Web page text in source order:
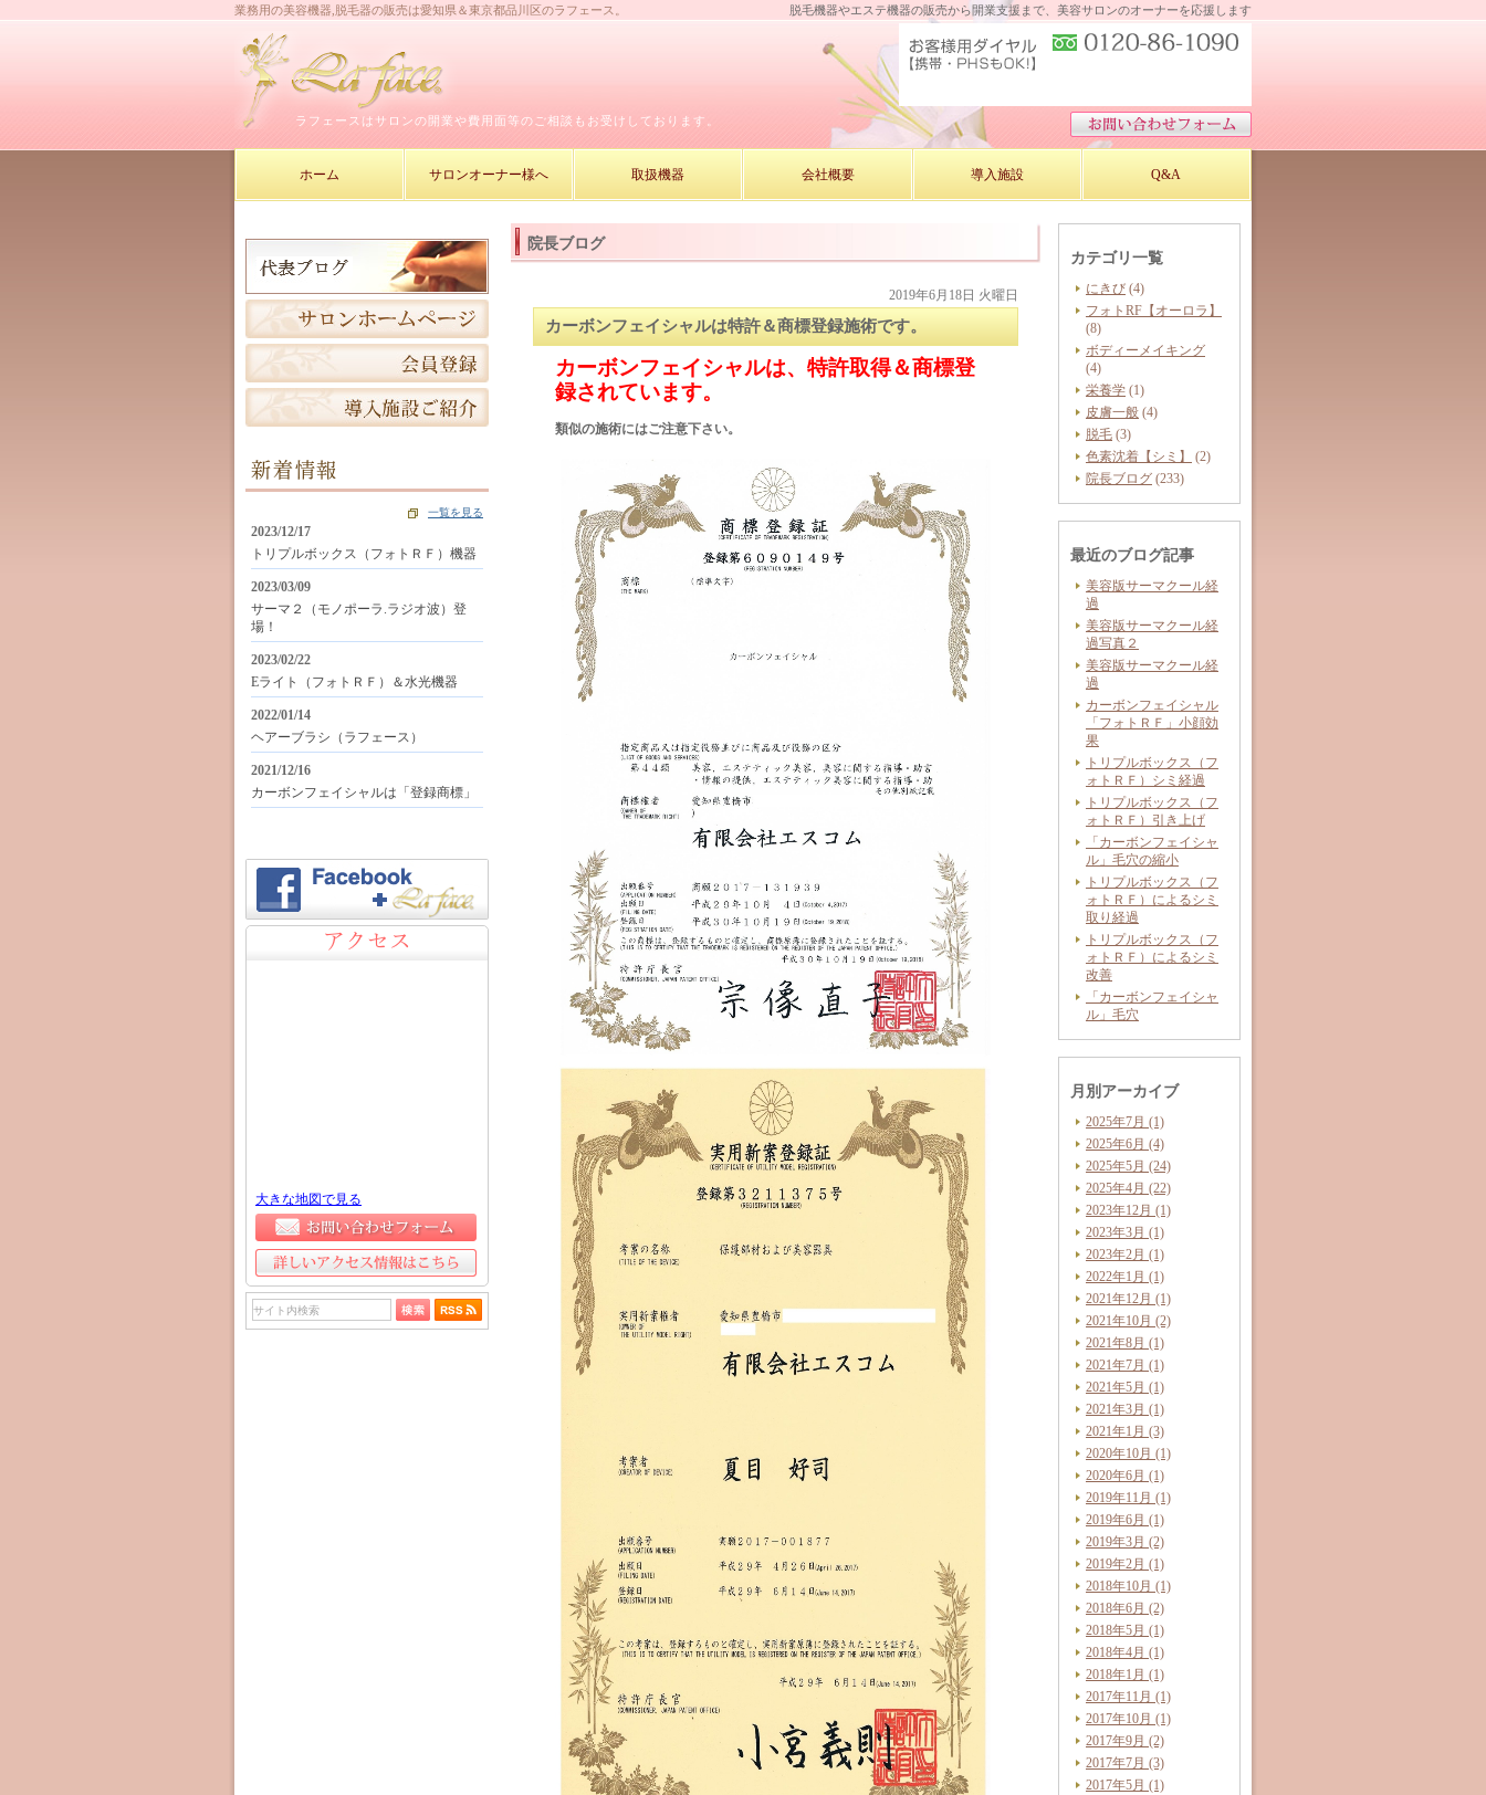
業務用の美容機器,脱毛器の販売は愛知県＆東京都品川区のラフェース。 脱毛機器やエステ機器の販売から開業支援まで、美容サロンのオーナーを応援します
ラフェースはサロンの開業や費用面等のご相談もお受けしております。
ホーム サロンオーナー様へ 取扱機器 会社概要 導入施設 Q&A
院長ブログ
2019年6月18日 火曜日
カーボンフェイシャルは特許＆商標登録施術です。
カーボンフェイシャルは、特許取得＆商標登
録されています。
類似の施術にはご注意下さい。
カテゴリ一覧
にきび (4)
フォトRF【オーロラ】
(8)
ボディーメイキング
(4)
栄養学 (1)
皮膚一般 (4)
脱毛 (3)
色素沈着【シミ】
(2)
院長ブログ (233)
最近のブログ記事
美容版サーマクール経
過
美容版サーマクール経
過写真２
美容版サーマクール経
過
カーボンフェイシャル
「フォトＲＦ」小顔効
果
トリプルボックス（フ
ォトＲＦ）シミ経過
トリプルボックス（フ
ォトＲＦ）引き上げ
「カーボンフェイシャ
ル」毛穴の縮小
トリプルボックス（フ
ォトＲＦ）によるシミ
取り経過
トリプルボックス（フ
ォトＲＦ）によるシミ
改善
「カーボンフェイシャ
ル」毛穴
月別アーカイブ
2025年7月 (1)
2025年6月 (4)
2025年5月 (24)
2025年4月 (22)
2023年12月 (1)
2023年3月 (1)
2023年2月 (1)
2022年1月 (1)
2021年12月 (1)
2021年10月 (2)
2021年8月 (1)
2021年7月 (1)
2021年5月 (1)
2021年3月 (1)
2021年1月 (3)
2020年10月 (1)
2020年6月 (1)
2019年11月 (1)
2019年6月 (1)
2019年3月 (2)
2019年2月 (1)
2018年10月 (1)
2018年6月 (2)
2018年5月 (1)
2018年4月 (1)
2018年1月 (1)
2017年11月 (1)
2017年10月 (1)
2017年9月 (2)
2017年7月 (3)
2017年5月 (1)
新着情報
一覧を見る
2023/12/17
トリプルボックス（フォトＲＦ）機器
2023/03/09
サーマ２（モノポーラ.ラジオ波）登
場！
2023/02/22
Eライト（フォトＲＦ）＆水光機器
2022/01/14
ヘアーブラシ（ラフェース）
2021/12/16
カーボンフェイシャルは「登録商標」
アクセス
大きな地図で見る